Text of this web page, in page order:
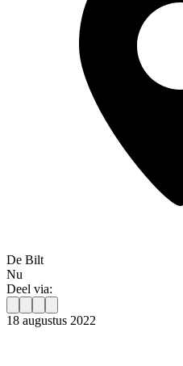
De Bilt
Nu
Deel via:
18 augustus 2022